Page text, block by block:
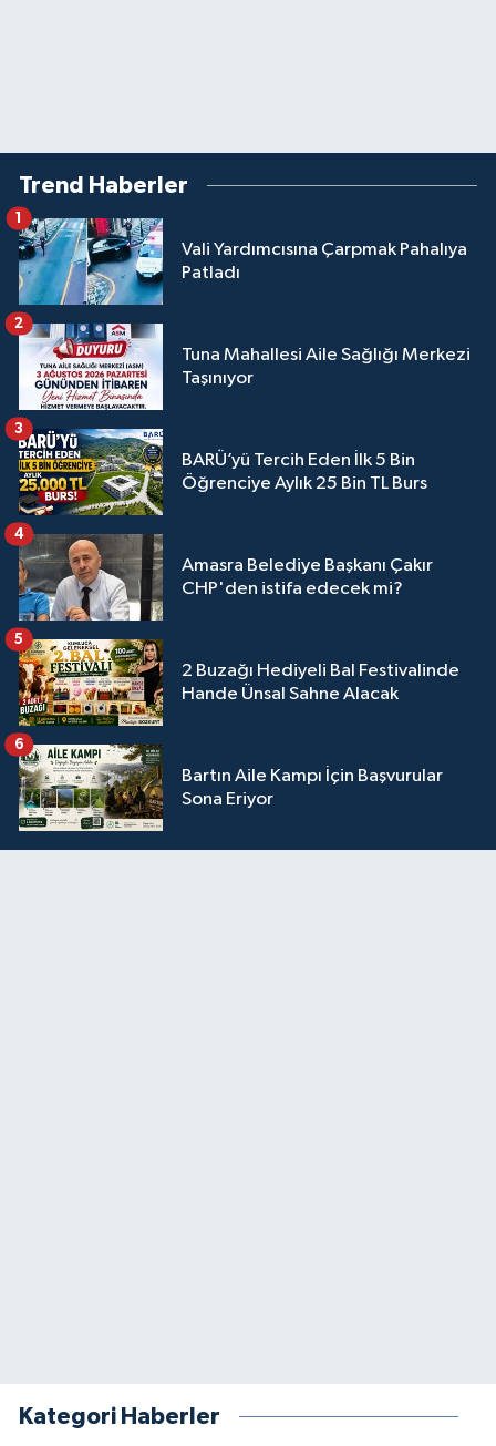
Trend Haberler
Vali Yardımcısına Çarpmak Pahalıya
Patladı
1
Tuna Mahallesi Aile Sağlığı Merkezi
Taşınıyor
2
BARÜ’yü Tercih Eden İlk 5 Bin
Öğrenciye Aylık 25 Bin TL Burs
3
Amasra Belediye Başkanı Çakır
CHP'den istifa edecek mi?
4
2 Buzağı Hediyeli Bal Festivalinde
Hande Ünsal Sahne Alacak
5
Bartın Aile Kampı İçin Başvurular
Sona Eriyor
6
Kategori Haberler